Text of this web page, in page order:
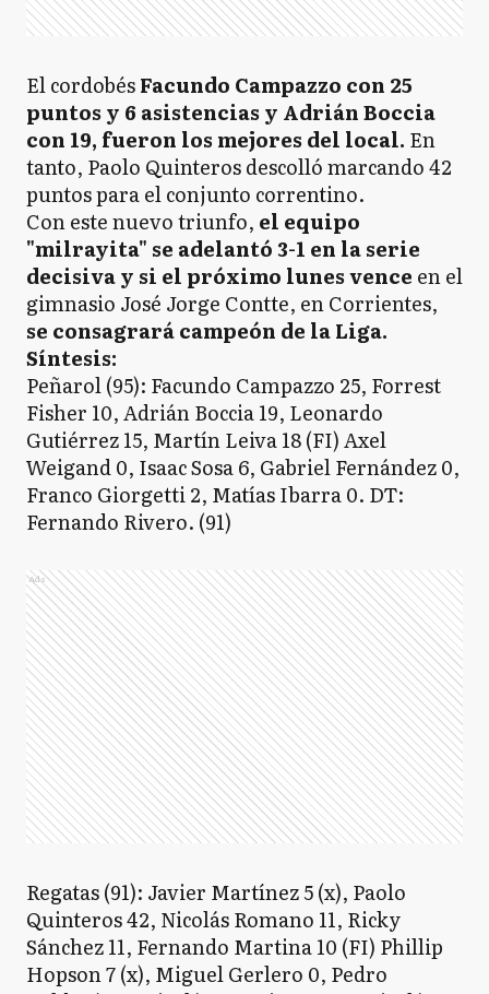
El cordobésFacundo Campazzo con 25
puntos y 6 asistencias y Adrián Boccia
con 19, fueron los mejores del local. En
tanto, Paolo Quinteros descolló marcando 42
puntos para el conjunto correntino.
Con este nuevo triunfo, el equipo
"milrayita" se adelantó 3-1 en la serie
decisiva y si el próximo lunes vence en el
gimnasio José Jorge Contte, en Corrientes,
se consagrará campeón de la Liga.
Síntesis:
Peñarol (95): Facundo Campazzo 25, Forrest
Fisher 10, Adrián Boccia 19, Leonardo
Gutiérrez 15, Martín Leiva 18 (FI) Axel
Weigand 0, Isaac Sosa 6, Gabriel Fernández 0,
Franco Giorgetti 2, Matías Ibarra 0. DT:
Fernando Rivero. (91)
Ads
Regatas (91): Javier Martínez 5 (x), Paolo
Quinteros 42, Nicolás Romano 11, Ricky
Sánchez 11, Fernando Martina 10 (FI) Phillip
Hopson 7 (x), Miguel Gerlero 0, Pedro